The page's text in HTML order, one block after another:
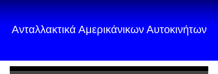
Ανταλλακτικά Αμερικάνικων Αυτοκινήτων